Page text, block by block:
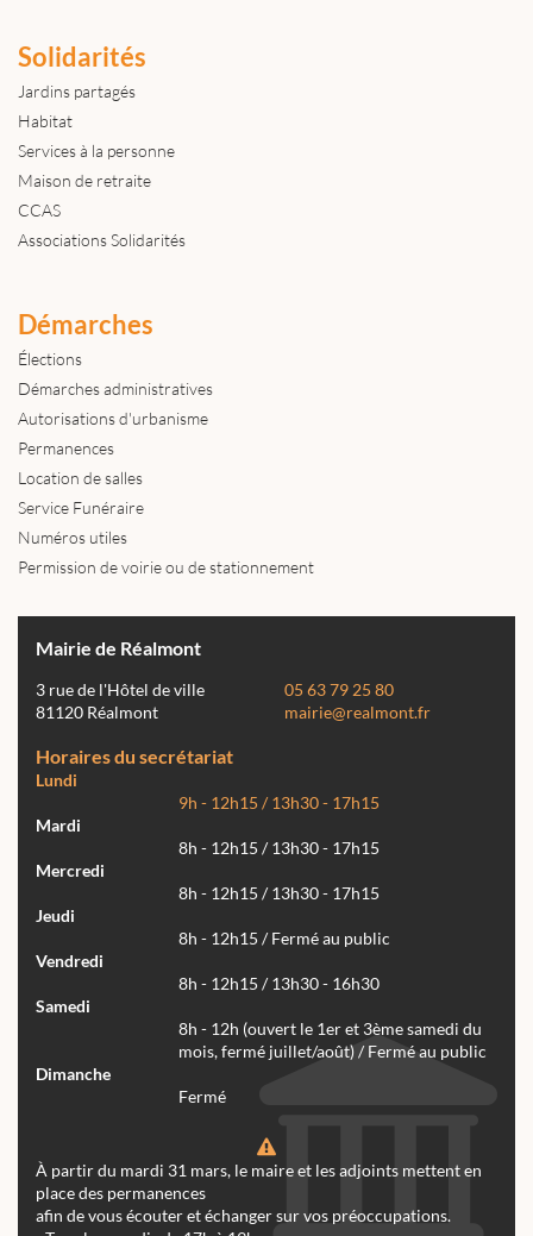
Solidarités
Jardins partagés
Habitat
Services à la personne
Maison de retraite
CCAS
Associations Solidarités
Démarches
Élections
Démarches administratives
Autorisations d'urbanisme
Permanences
Location de salles
Service Funéraire
Numéros utiles
Permission de voirie ou de stationnement
Mairie de Réalmont
3 rue de l'Hôtel de ville
81120 Réalmont
05 63 79 25 80
mairie@realmont.fr
Horaires du secrétariat
Lundi
9h - 12h15 / 13h30 - 17h15
Mardi
8h - 12h15 / 13h30 - 17h15
Mercredi
8h - 12h15 / 13h30 - 17h15
Jeudi
8h - 12h15 / Fermé au public
Vendredi
8h - 12h15 / 13h30 - 16h30
Samedi
8h - 12h (ouvert le 1er et 3ème samedi du
mois, fermé juillet/août) / Fermé au public
Dimanche
Fermé
À partir du mardi 31 mars, le maire et les adjoints mettent en
place des permanences
afin de vous écouter et échanger sur vos préoccupations.